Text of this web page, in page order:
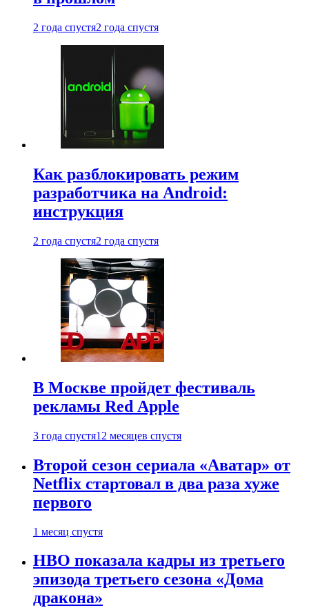
2 года спустя2 года спустя
Как разблокировать режим
разработчика на Android:
инструкция
2 года спустя2 года спустя
В Москве пройдет фестиваль
рекламы Red Apple
3 года спустя12 месяцев спустя
Второй сезон сериала «Аватар» от
Netflix стартовал в два раза хуже
первого
1 месяц спустя
HBO показала кадры из третьего
эпизода третьего сезона «Дома
дракона»